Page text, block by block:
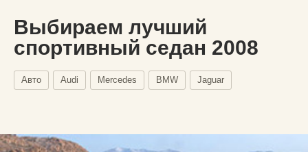
Выбираем лучший
спортивный седан 2008
Авто Audi Mercedes BMW Jaguar